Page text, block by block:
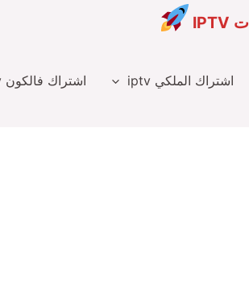
اشتراك الملكي iptv
اشتراك فالكون iptv